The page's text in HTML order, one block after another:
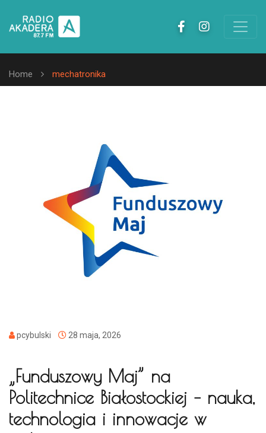
Home mechatronika
pcybulski 28 maja, 2026
„Funduszowy Maj” na
Politechnice Białostockiej – nauka,
technologia i innowacje w